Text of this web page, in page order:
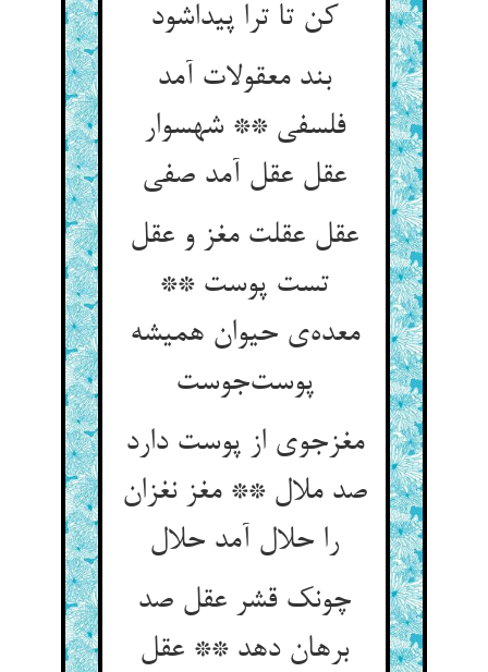
کن تا ترا پیداشود
بند معقولات آمد
فلسفی ** شهسوار
عقل عقل آمد صفی
عقل عقلت مغز و عقل
تست پوست **
معده‌ی حیوان همیشه
پوست‌جوست
مغزجوی از پوست دارد
صد ملال ** مغز نغزان
را حلال آمد حلال
چونک قشر عقل صد
برهان دهد ** عقل